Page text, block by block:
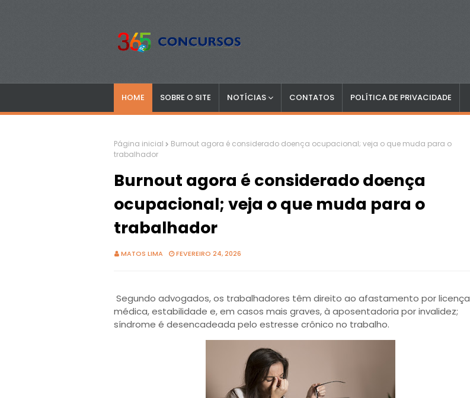
HOME SOBRE O SITE NOTÍCIAS CONTATOS POLÍTICA DE PRIVACIDADE
Página inicial
Burnout agora é considerado doença ocupacional; veja o que muda para o
trabalhador
Burnout agora é considerado doença
ocupacional; veja o que muda para o
trabalhador
MATOS LIMA FEVEREIRO 24, 2026
Segundo advogados, os trabalhadores têm direito ao afastamento por licença
médica, estabilidade e, em casos mais graves, à aposentadoria por invalidez;
síndrome é desencadeada pelo estresse crônico no trabalho.